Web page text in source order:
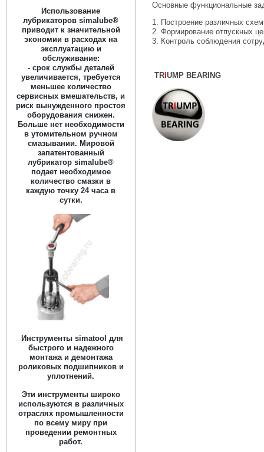
Использование
лубрикаторов simalube®
приводит к значительной
экономии в расходах на
эксплуатацию и
обслуживание:
- срок службы деталей
увеличивается, требуется
меньшее количество
сервисных вмешательств, и
риск вынужденного простоя
оборудования снижен.
Больше нет необходимости
в утомительном ручном
смазывании. Мировой
запатентованный
лубрикатор simalube®
подает необходимое
количество смазки в
каждую точку 24 часа в
сутки.
Инструменты simatool для
быстрого и надежного
монтажа и демонтажа
роликовых подшипников и
уплотнений.
Эти инструменты широко
используются в различных
отраслях промышленности
по всему миру при
проведении ремонтных
работ.
Основные функциональные
1. Построение различных
2. Формирование отпускных
3. Контроль соблюдения
TR UMP BEARING